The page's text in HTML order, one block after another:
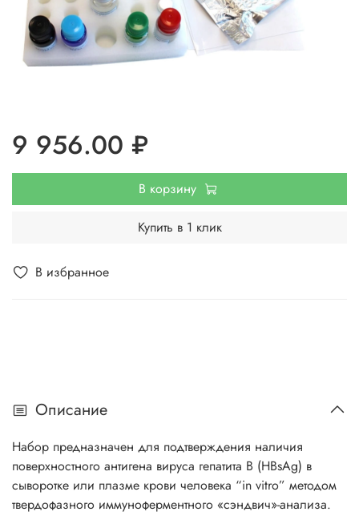
В избранное
9 956.00 ₽
В корзину
Купить в 1 клик
Описание
Набор предназначен для подтверждения наличия
поверхностного антигена вируса гепатита В (HВsAg) в
сыворотке или плазме крови человека “in vitro” методом
твердофазного иммуноферментного «сэндвич»-анализа.